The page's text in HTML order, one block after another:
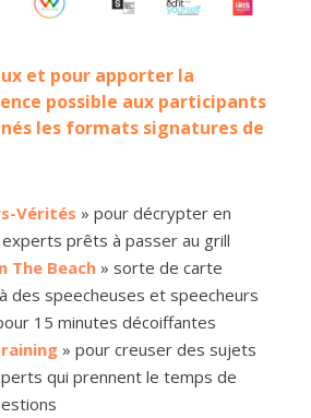
et pour apporter la
possible aux participants
les formats signatures de
Vérités » pour décrypter en
prêts à passer au grill
The Beach » sorte de carte
des speecheuses et speecheurs
15 minutes décoiffantes
» pour creuser des sujets
qui prennent le temps de